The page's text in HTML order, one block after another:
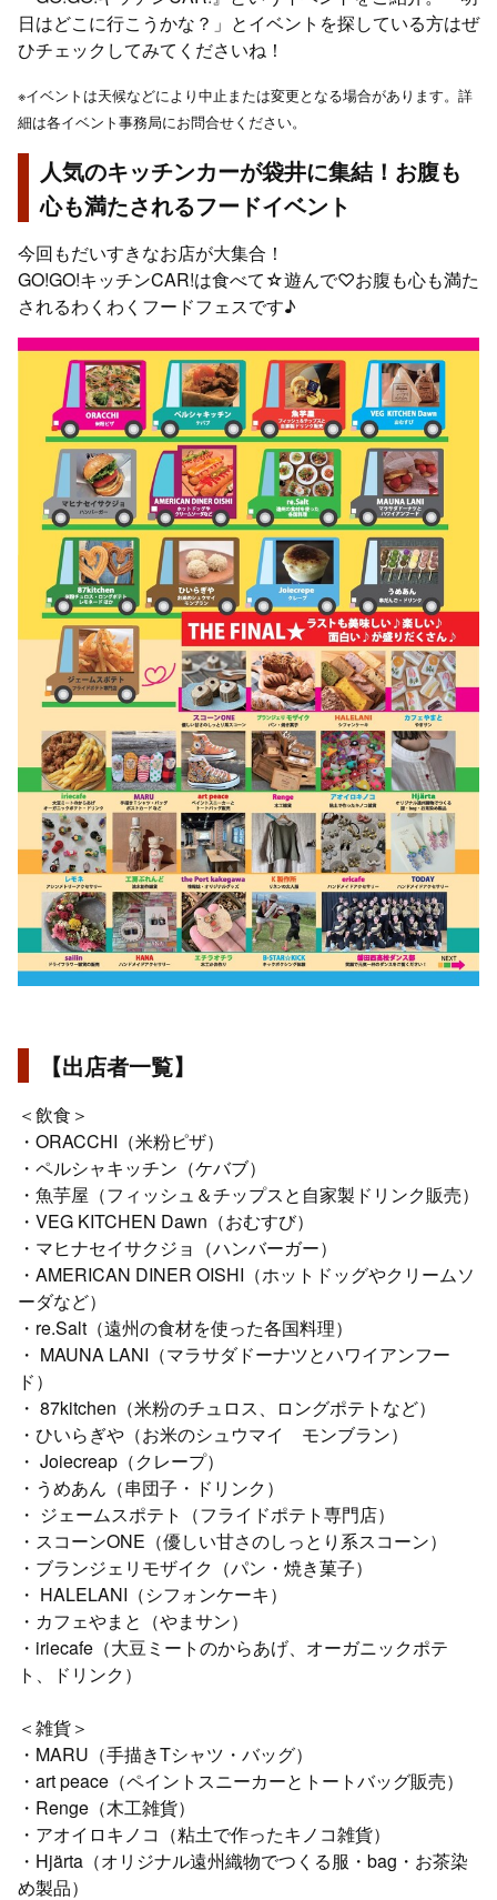
日はどこに行こうかな？」とイベントを探している方はぜ
ひチェックしてみてくださいね！
※イベントは天候などにより中止または変更となる場合があります。詳
細は各イベント事務局にお問合せください。
人気のキッチンカーが袋井に集結！お腹も
心も満たされるフードイベント
今回もだいすきなお店が大集合！
GO!GO!キッチンCAR!は食べて☆遊んで♡お腹も心も満た
されるわくわくフードフェスです♪
【出店者一覧】
＜飲食＞
・ORACCHI（米粉ピザ）
・ペルシャキッチン（ケバブ）
・魚芋屋（フィッシュ＆チップスと自家製ドリンク販売）
・VEG KITCHEN Dawn（おむすび）
・マヒナセイサクジョ（ハンバーガー）
・AMERICAN DINER OISHI（ホットドッグやクリームソ
ーダなど）
・re.Salt（遠州の食材を使った各国料理）
・ MAUNA LANI（マラサダドーナツとハワイアンフー
ド）
・ 87kitchen（米粉のチュロス、ロングポテトなど）
・ひいらぎや（お米のシュウマイ モンブラン）
・ Joiecreap（クレープ）
・うめあん（串団子・ドリンク）
・ ジェームスポテト（フライドポテト専門店）
・スコーンONE（優しい甘さのしっとり系スコーン）
・ブランジェリモザイク（パン・焼き菓子）
・ HALELANI（シフォンケーキ）
・カフェやまと（やまサン）
・iriecafe（大豆ミートのからあげ、オーガニックポテ
ト、ドリンク）
＜雑貨＞
・MARU（手描きTシャツ・バッグ）
・art peace（ペイントスニーカーとトートバッグ販売）
・Renge（木工雑貨）
・アオイロキノコ（粘土で作ったキノコ雑貨）
・Hjärta（オリジナル遠州織物でつくる服・bag・お茶染
め製品）